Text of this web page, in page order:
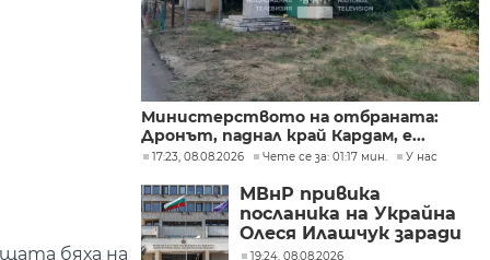
бяха на
Министерството на отбраната:
Дронът, паднал край Кардам, е...
17:23, 08.08.2026 Чете се за: 01:17 мин. У нас
МВнР привика
посланика на Украйна
Олеся Илашчук заради
нахлуването на дрон
19:24, 08.08.2026